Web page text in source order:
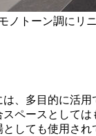
ノトーン調にリ
、多目的に活用
スペースとして
しても使用され